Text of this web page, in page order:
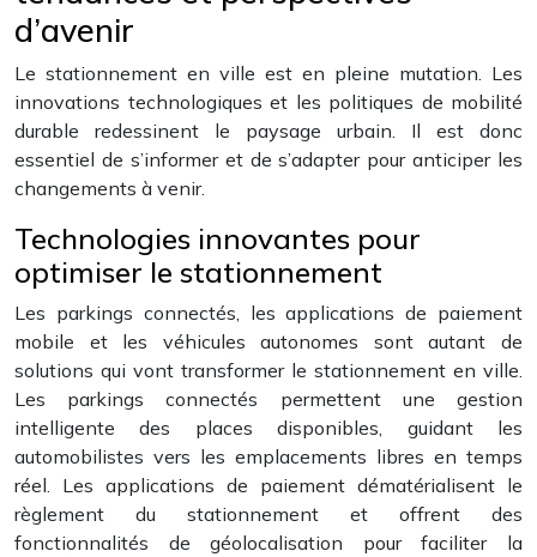
d’avenir
Le stationnement en ville est en pleine mutation. Les
innovations technologiques et les politiques de mobilité
durable redessinent le paysage urbain. Il est donc
essentiel de s’informer et de s’adapter pour anticiper les
changements à venir.
Technologies innovantes pour
optimiser le stationnement
Les parkings connectés, les applications de paiement
mobile et les véhicules autonomes sont autant de
solutions qui vont transformer le stationnement en ville.
Les parkings connectés permettent une gestion
intelligente des places disponibles, guidant les
automobilistes vers les emplacements libres en temps
réel. Les applications de paiement dématérialisent le
règlement du stationnement et offrent des
fonctionnalités de géolocalisation pour faciliter la